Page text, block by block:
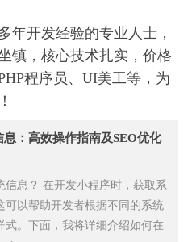
年开发经验的专业人士，
镇，核心技术扎实，价格
程序员、UI美工等，为
：高效操作指南及SEO优化
信息？ 在开发小程序时，获取系
可以帮助开发者根据不同的系统
式。下面，我将详细介绍如何在